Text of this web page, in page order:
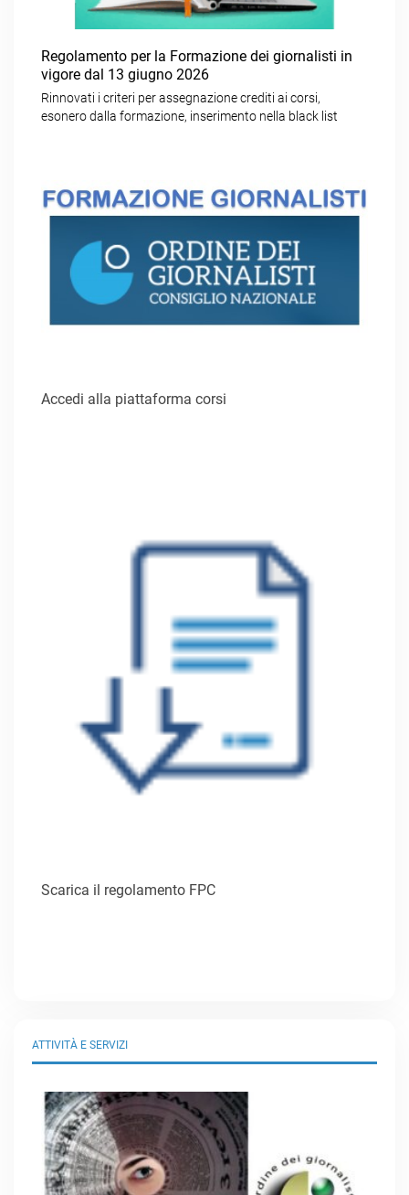
Regolamento per la Formazione dei giornalisti in
vigore dal 13 giugno 2026
Rinnovati i criteri per assegnazione crediti ai corsi,
esonero dalla formazione, inserimento nella black list
Accedi alla piattaforma corsi
Scarica il regolamento FPC
ATTIVITÀ E SERVIZI